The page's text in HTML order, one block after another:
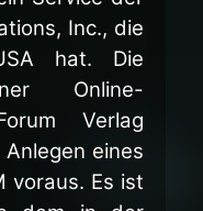
Inc., die
hat. Die
Online-
Verlag
eines
voraus. Es ist